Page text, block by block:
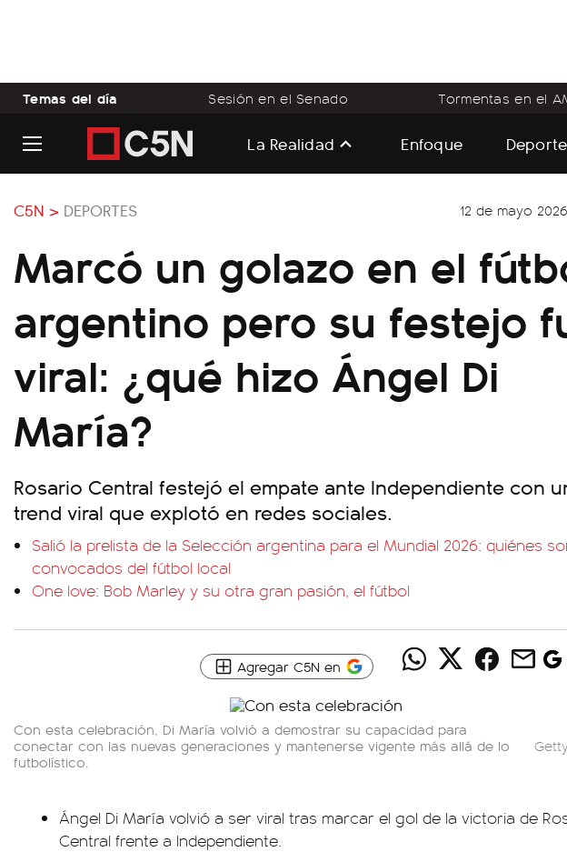
Temas del día Sesión en el Senado Tormentas en el
La Realidad Enfoque
C5N > DEPORTES 12 de mayo
Marcó un golazo en el
argentino pero su festejo
viral: ¿qué hizo Ángel Di
María?
Rosario Central festejó el empate ante Independiente con
trend viral que explotó en redes sociales.
Salió la prelista de la Selección argentina para el Mundial 2026: quiénes
convocados del fútbol local
One love: Bob Marley y su otra gran pasión, el fútbol
Agregar C5N en
Con esta celebración, Di María volvió a demostrar su capacidad para
conectar con las nuevas generaciones y mantenerse vigente más allá de lo
futbolístico.
Ángel Di María volvió a ser viral tras marcar el gol de la victoria de
Central frente a Independiente.